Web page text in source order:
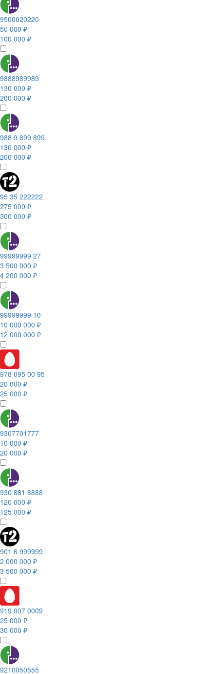
9500020220
50 000 ₽
100 000 ₽
9888989989
130 000 ₽
200 000 ₽
988 9 899 899
130 000 ₽
200 000 ₽
95 35 222222
275 000 ₽
300 000 ₽
99999999 27
3 500 000 ₽
4 200 000 ₽
99999999 10
10 000 000 ₽
12 000 000 ₽
978 095 00 95
20 000 ₽
25 000 ₽
9307701777
10 000 ₽
20 000 ₽
930 881 8888
120 000 ₽
125 000 ₽
901 6 999999
2 000 000 ₽
3 500 000 ₽
919 007 0009
25 000 ₽
30 000 ₽
9210050555